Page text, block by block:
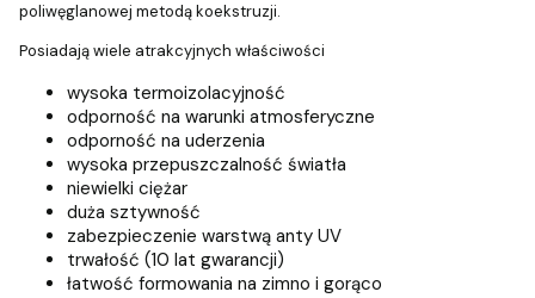
poliwęglanowej metodą koekstruzji.
Posiadają wiele atrakcyjnych właściwości
wysoka termoizolacyjność
odporność na warunki atmosferyczne
odporność na uderzenia
wysoka przepuszczalność światła
niewielki ciężar
duża sztywność
zabezpieczenie warstwą anty UV
trwałość (10 lat gwarancji)
łatwość formowania na zimno i gorąco